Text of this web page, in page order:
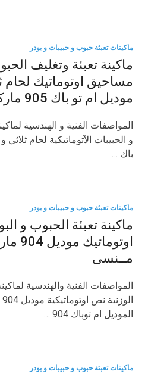
ماكينات تعبئة حبوب و حبيبات و بودر
ماكينة تعبئة وتغليف
مساحيق اوتوماتيك لحام
موديل ام تو باك 905 ماركة المهندس منـسي
المواصفات الفنية و الهندسية
و الحبيبات الآتوماتيكية لحام
باك …
ماكينات تعبئة حبوب و حبيبات و بودر
ماكينة تعبئة الحبوب و
مــنسى
المواصفات الفنية والهندسية
الموديل ام توباك 904 …
ماكينات تعبئة حبوب و حبيبات و بودر